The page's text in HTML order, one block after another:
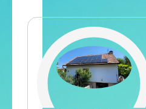
Šikmá